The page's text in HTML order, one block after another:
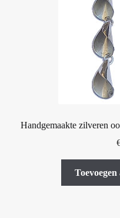
Handgemaakte zilveren